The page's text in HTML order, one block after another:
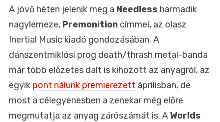
A jövő héten jelenik meg a Needless harmadik
nagylemeze, Premonition címmel, az olasz
Inertial Music kiadó gondozásában. A
dánszentmiklósi prog death/thrash metal-banda
már több előzetes dalt is kihozott az anyagról, az
egyik pont nálunk premierezett áprilisban, de
most a célegyenesben a zenekar még előre
megmutatja az anyag zárószámát is. A Worlds